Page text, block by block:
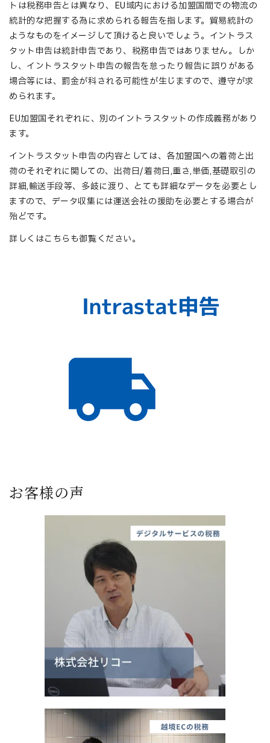
トは税務申告とは異なり、EU域内における加盟国間での物流の
統計的な把握する為に求められる報告を指します。貿易統計の
ようなものをイメージして頂けると良いでしょう。イントラス
タット申告は統計申告であり、税務申告ではありません。しか
し、イントラスタット申告の報告を怠ったり報告に誤りがある
場合等には、罰金が科される可能性が生じますので、遵守が求
められます。
EU加盟国それぞれに、別のイントラスタットの作成義務があり
ます。
イントラスタット申告の内容としては、各加盟国への着荷と出
荷のそれぞれに関しての、出荷日/着荷日,重さ,単価,基礎取引の
詳細,輸送手段等、多岐に渡り、とても詳細なデータを必要とし
ますので、データ収集には運送会社の援助を必要とする場合が
殆どです。
詳しくはこちらも御覧ください。
お客様の声